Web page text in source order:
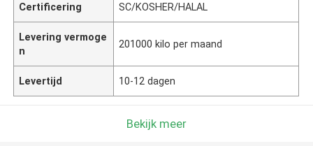
Certificering SC/KOSHER/HALAL
Levering vermoge
n
201000 kilo per maand
Levertijd 10-12 dagen
Bekijk meer